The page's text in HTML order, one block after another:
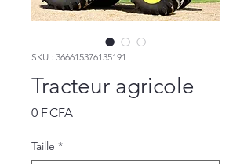
SKU : 366615376135191
Tracteur agricole
0 F CFAPrix
Taille *